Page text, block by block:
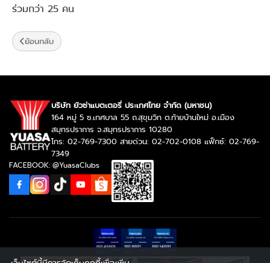
ร่วมกว่า 25 คน
ย้อนกลับ
บริษัท ยัวซ่าแบตเตอรี่ ประเทศไทย จำกัด (มหาชน)
164 หมู่ 5 ซ.เทศบาล 55 ถ.สุขุมวิท ต.ท้ายบ้านใหม่ อ.เมือง
สมุทรปราการ จ.สมุทรปราการ 10280
โทร: 02-769-7300 สายด่วน: 02-702-0108 แฟ็กซ์: 02-769-
7349
FACEBOOK: @YuasaClubs